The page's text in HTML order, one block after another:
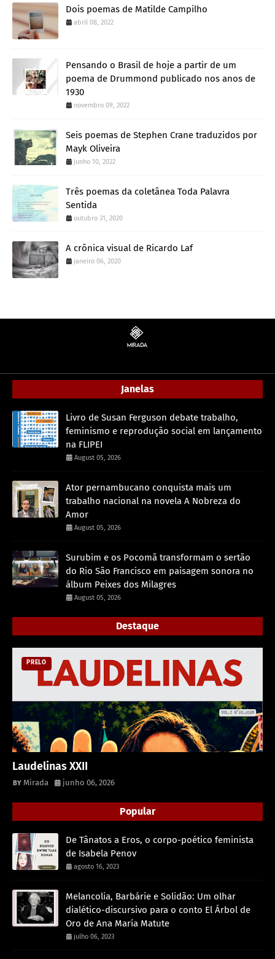
Dois poemas de Matilde Campilho
abril 08, 2022
Pensando o Brasil de hoje a partir de um
poema de Drummond publicado nos anos de
1930
novembro 09, 2022
Seis poemas de Stephen Crane traduzidos por
Mayk Oliveira
junho 10, 2022
Três poemas da coletânea Toda Palavra
Sentida
outubro 31, 2020
A crônica visual de Ricardo Laf
janeiro 06, 2020
Janelas
Livro de Susan Ferguson debate trabalho,
feminismo e reprodução social em lançamento
na FLIPEI
August 05, 2026
Ator pernambucano conquista mais um
trabalho nacional na novela A Nobreza do
Amor
August 05, 2026
Surubim e os Pocomã transformam o sertão
do Rio São Francisco em paisagem sonora no
álbum Peixes dos Milagres
August 05, 2026
Destaque
PRELO
Laudelinas XXII
Mirada junho 06, 2026
Popular
De Tânatos a Eros, o corpo-poético feminista
de Isabela Penov
agosto 16, 2023
Melancolia, Barbárie e Solidão: Um olhar
dialético-discursivo para o conto El Árbol de
Oro de Ana María Matute
julho 06, 2023